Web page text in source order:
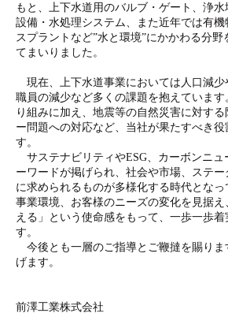
もと、上下水道用のバルブ・ゲート、浄
設備・水処理システム、また近年では有
スプラントなど”水と環境”にかかわる分
てまいりました。
現在、上下水道事業においては人口減少
職員の減少など多くの課題を抱えていま
り組みに加え、地震等の自然災害に対す
ー問題への対応など、当社が果たすべき役
す。
サステナビリティやESG、カーボンニュ
ーワードが掲げられ、社会や市場、ステー
に求められるものが多様化する時代となっ
事業環境、お客様のニーズの変化を見据
える」という使命感をもって、一歩一歩着
す。
今後とも一層のご指導とご鞭撻を賜りま
げます。
前澤工業株式会社